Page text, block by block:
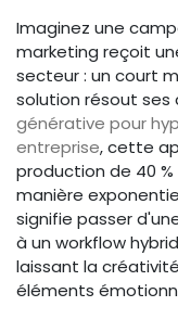
Imaginez une
marketing reçoit
secteur : un court
solution résout ses
générative pour
entreprise, cette
production de 40
manière
signifie passer
à un workflow
laissant la
éléments